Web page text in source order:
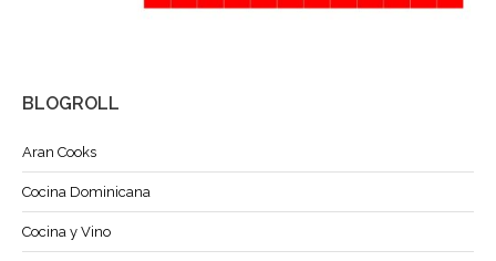
BLOGROLL
Aran Cooks
Cocina Dominicana
Cocina y Vino